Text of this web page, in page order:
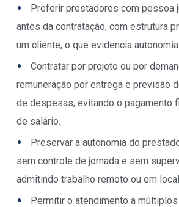
Preferir prestadores com pessoa
antes da contratação, com estrutura
um cliente, o que evidencia
Contratar por projeto ou por
remuneração por entrega e previsão
de despesas, evitando o pagamento
de salário.
Preservar a autonomia do
sem controle de jornada e sem
admitindo trabalho remoto ou em
Permitir o atendimento a